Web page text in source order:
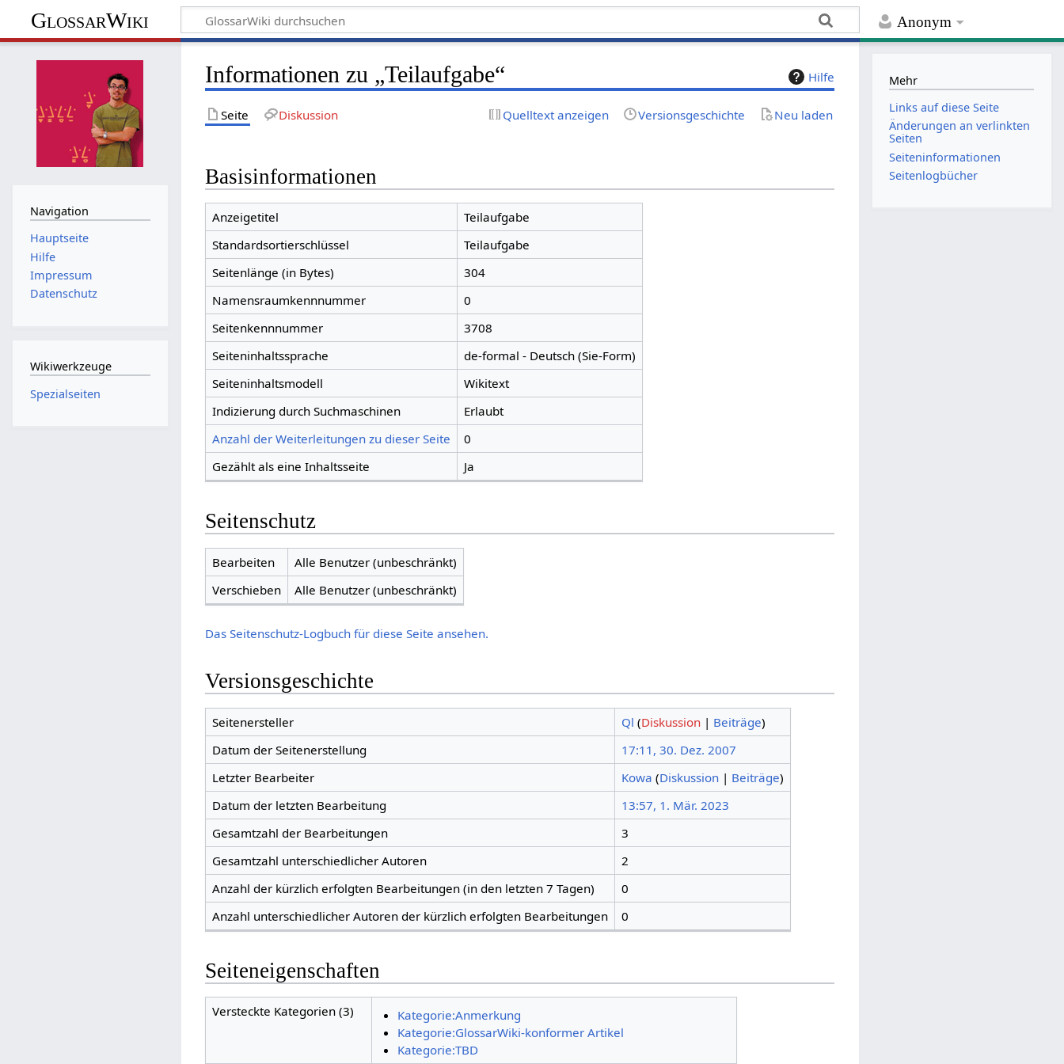
Anonym
GlossarWiki
Hilfe
Informationen zu „Teilaufgabe“
Seite Diskussion Quelltext anzeigen Versionsgeschichte Neu laden
Basisinformationen
Anzeigetitel
Teilaufgabe
Standardsortierschlüssel
Teilaufgabe
Seitenlänge (in Bytes)
304
Namensraumkennnummer
0
Seitenkennnummer
3708
Seiteninhaltssprache
de-formal - Deutsch (Sie-Form)
Seiteninhaltsmodell
Wikitext
Indizierung durch Suchmaschinen
Erlaubt
Anzahl der Weiterleitungen zu dieser Seite
0
Gezählt als eine Inhaltsseite
Ja
Seitenschutz
Bearbeiten
Alle Benutzer (unbeschränkt)
Verschieben
Alle Benutzer (unbeschränkt)
Das Seitenschutz-Logbuch für diese Seite ansehen.
Versionsgeschichte
Seitenersteller Ql (Diskussion| Beiträge)
Datum der Seitenerstellung
17:11, 30. Dez. 2007
Letzter Bearbeiter
Kowa (Diskussion| Beiträge)
Datum der letzten Bearbeitung
13:57, 1. Mär. 2023
Gesamtzahl der Bearbeitungen
3
Gesamtzahl unterschiedlicher Autoren
2
Anzahl der kürzlich erfolgten Bearbeitungen (in den letzten 7 Tagen)
0
Anzahl unterschiedlicher Autoren der kürzlich erfolgten Bearbeitungen
0
Seiteneigenschaften
Versteckte Kategorien (3)
Kategorie:Anmerkung
Kategorie:GlossarWiki-konformer Artikel
Kategorie:TBD
Navigation
Hauptseite
Hilfe
Impressum
Datenschutz
Wikiwerkzeuge
Spezialseiten
Mehr
Links auf diese Seite
Änderungen an verlinkten
Seiten
Seiten­­informationen
Seitenlogbücher